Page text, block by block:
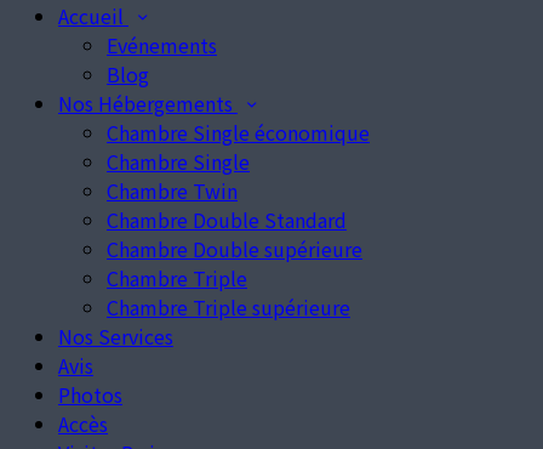
Accueil
Evénements
Blog
Nos Hébergements
Chambre Single économique
Chambre Single
Chambre Twin
Chambre Double Standard
Chambre Double supérieure
Chambre Triple
Chambre Triple supérieure
Nos Services
Avis
Photos
Accès